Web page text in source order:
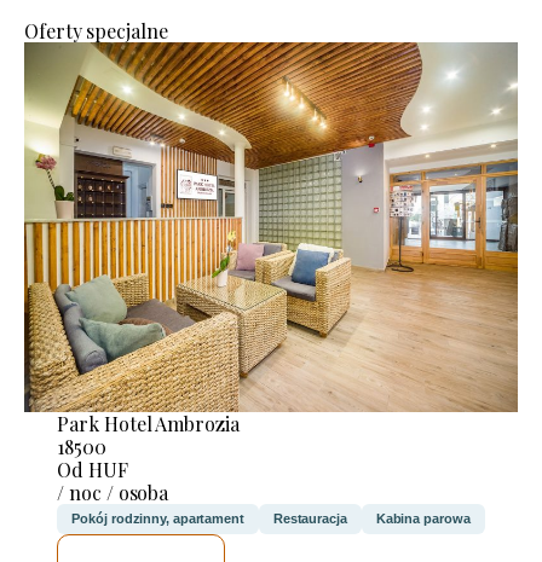
Oferty specjalne
Park Hotel Ambrozia
18500
Od HUF
/ noc / osoba
Pokój rodzinny, apartament Restauracja Kabina parowa